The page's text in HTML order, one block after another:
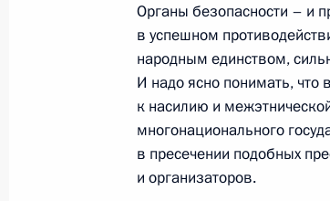
Начало рабочей
Ивановым
21 декабря 2005 года, 18:59
Заключительное слово
Органы безопасности – и
в успешном
народным единством,
И надо ясно понимать,
к насилию и
многонационального
в пресечении подобных
и организаторов.